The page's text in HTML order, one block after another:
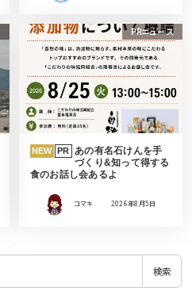
PRニュース
NEW PR
あの有名石けんを手
づくり&知って得する
食のお話し会あるよ
コマキ 2026年8月5日
検索